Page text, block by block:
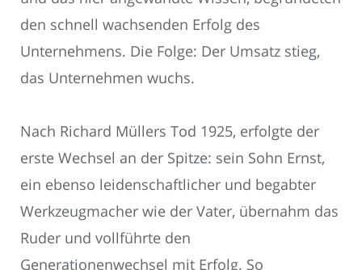
den schnell wachsenden Erfolg des
Unternehmens. Die Folge: Der Umsatz stieg,
das Unternehmen wuchs.
Nach Richard Müllers Tod 1925, erfolgte der
erste Wechsel an der Spitze: sein Sohn Ernst,
ein ebenso leidenschaftlicher und begabter
Werkzeugmacher wie der Vater, übernahm das
Ruder und vollführte den
Generationenwechsel mit Erfolg. So